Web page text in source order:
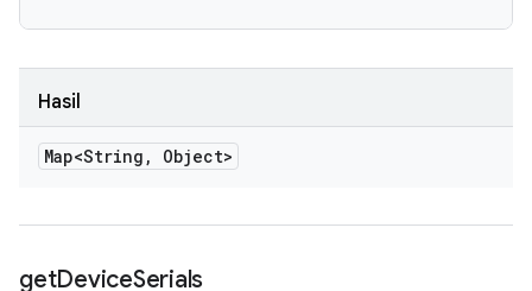
Hasil
Map<String , Object>
getDeviceSerials